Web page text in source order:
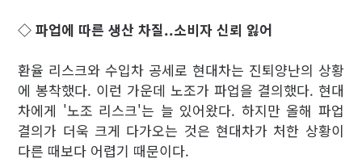
◇ 파업에 따른 생산 차질..소비자 신뢰 잃어
환율 리스크와 수입차 공세로 현대차는 진퇴양난의 상황
에 봉착했다. 이런 가운데 노조가 파업을 결의했다. 현대
차에게 '노조 리스크'는 늘 있어왔다. 하지만 올해 파업
결의가 더욱 크게 다가오는 것은 현대차가 처한 상황이
다른 때보다 어렵기 때문이다.